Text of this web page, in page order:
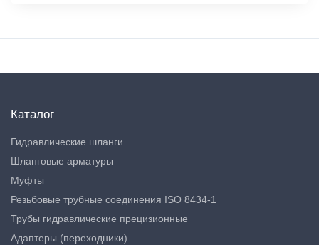
Каталог
Гидравлические шланги
Шланговые арматуры
Муфты
Резьбовые трубные соединения ISO 8434-1
Трубы гидравлические прецизионные
Адаптеры (переходники)